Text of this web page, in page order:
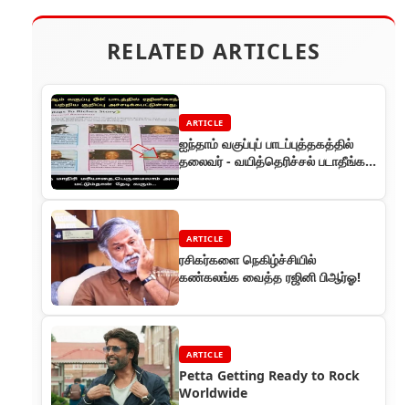
RELATED ARTICLES
ARTICLE
ஐந்தாம் வகுப்புப் பாடப்புத்தகத்தில்
தலைவர் - வயித்தெரிச்சல் படாதீங்க
ARTICLE
ரசிகர்களை நெகிழ்ச்சியில்
கண்கலங்க வைத்த ரஜினி பிஆர்ஓ!
ARTICLE
Petta Getting Ready to Rock
Worldwide